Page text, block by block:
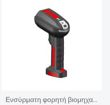
Ενσύρματη φορητή βιομηχανική συσκευή σαρωτή γραμμωτού κώδικα Ανθεκτική